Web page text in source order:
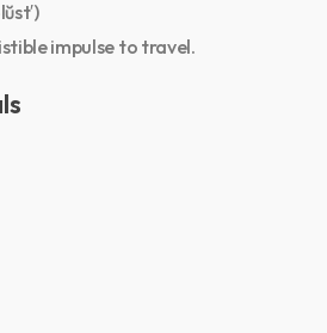
impulse to travel.